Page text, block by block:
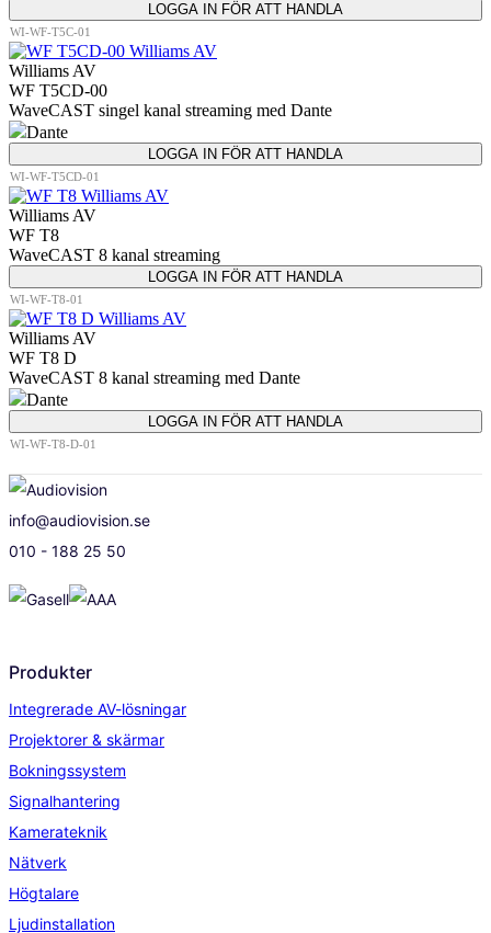
LOGGA IN FÖR ATT HANDLA
WI-WF-T5C-01
Williams AV
WF T5CD-00
WaveCAST singel kanal streaming med Dante
Dante
LOGGA IN FÖR ATT HANDLA
WI-WF-T5CD-01
Williams AV
WF T8
WaveCAST 8 kanal streaming
LOGGA IN FÖR ATT HANDLA
WI-WF-T8-01
Williams AV
WF T8 D
WaveCAST 8 kanal streaming med Dante
Dante
LOGGA IN FÖR ATT HANDLA
WI-WF-T8-D-01
info@audiovision.se
010 - 188 25 50
Produkter
Integrerade AV-lösningar
Projektorer & skärmar
Bokningssystem
Signalhantering
Kamerateknik
Nätverk
Högtalare
Ljudinstallation